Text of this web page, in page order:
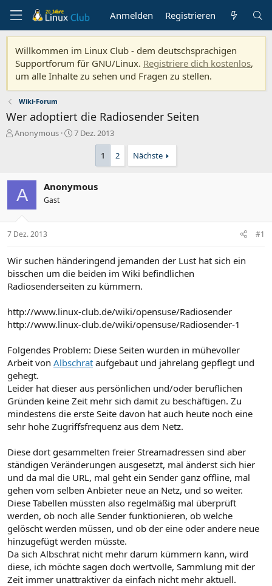
Anmelden Registrieren
Willkommen im Linux Club - dem deutschsprachigen
Supportforum für GNU/Linux. Registriere dich kostenlos,
um alle Inhalte zu sehen und Fragen zu stellen.
Wiki-Forum
Wer adoptiert die Radiosender Seiten
E
e
r
Anonymous
E
l
a
7 Dez. 2013
1 2 Nächste
A Anonymous
Gast
7 Dez. 2013 #1
Wir suchen händeringend jemanden der Lust hat sich ein
bisschen um die beiden im Wiki befindlichen
Radiosenderseiten zu kümmern.
http://www.linux-club.de/wiki/opensuse/Radiosender
http://www.linux-club.de/wiki/opensuse/Radiosender-1
Folgendes Problem: Diese Seiten wurden in mühevoller
Arbeit von Albschrat aufgebaut und jahrelang gepflegt und
gehegt.
Leider hat dieser aus persönlichen und/oder beruflichen
Gründen keine Zeit mehr sich damit zu beschäftigen. Zu
mindestens die erste Seite davon hat auch heute noch eine
sehr hohe Zugriffsfrequenz aus dem Netz.
Diese dort gesammelten freier Streamadressen sind aber
ständigen Veränderungen ausgesetzt, mal änderst sich hier
und da mal die URL, mal geht ein Sender ganz offline, mal
gehen vom selben Anbieter neue an Netz, und so weiter.
Diese Tabellen müssten also regelmäßig mal überprüft
werden, ob noch alle Sender funktionieren, ob welche
gelöscht werden müssen, und ob der eine oder andere neue
hinzugefügt werden müsste.
Da sich Albschrat nicht mehr darum kümmern kann, wird
diese, ich möchte sagen doch wertvolle, Sammlung mit der
Zeit immer unattraktiver da einfach nicht mehr aktuell.